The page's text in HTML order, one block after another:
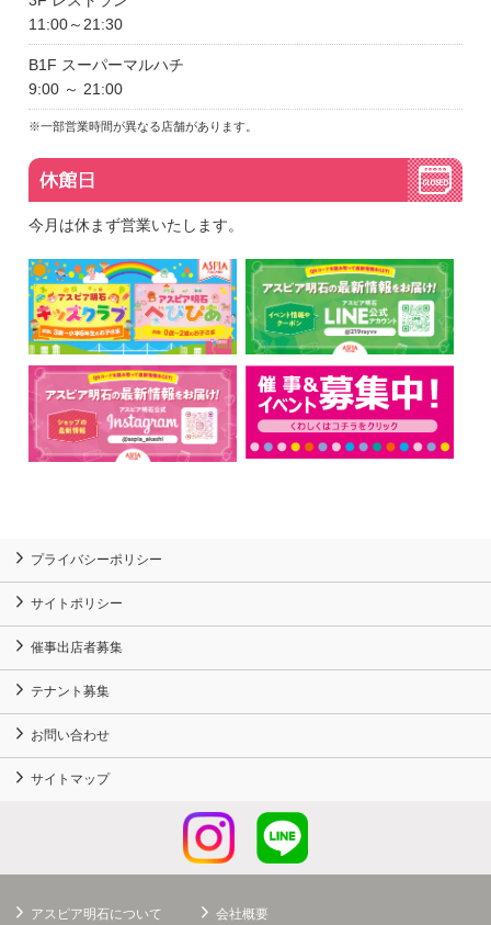
11:00～21:30
B1F スーパーマルハチ
9:00 ～ 21:00
※一部営業時間が異なる店舗があります。
今月は休まず営業いたします。
プライバシーポリシー
サイトポリシー
催事出店者募集
テナント募集
お問い合わせ
サイトマップ
アスピア明石について 会社概要